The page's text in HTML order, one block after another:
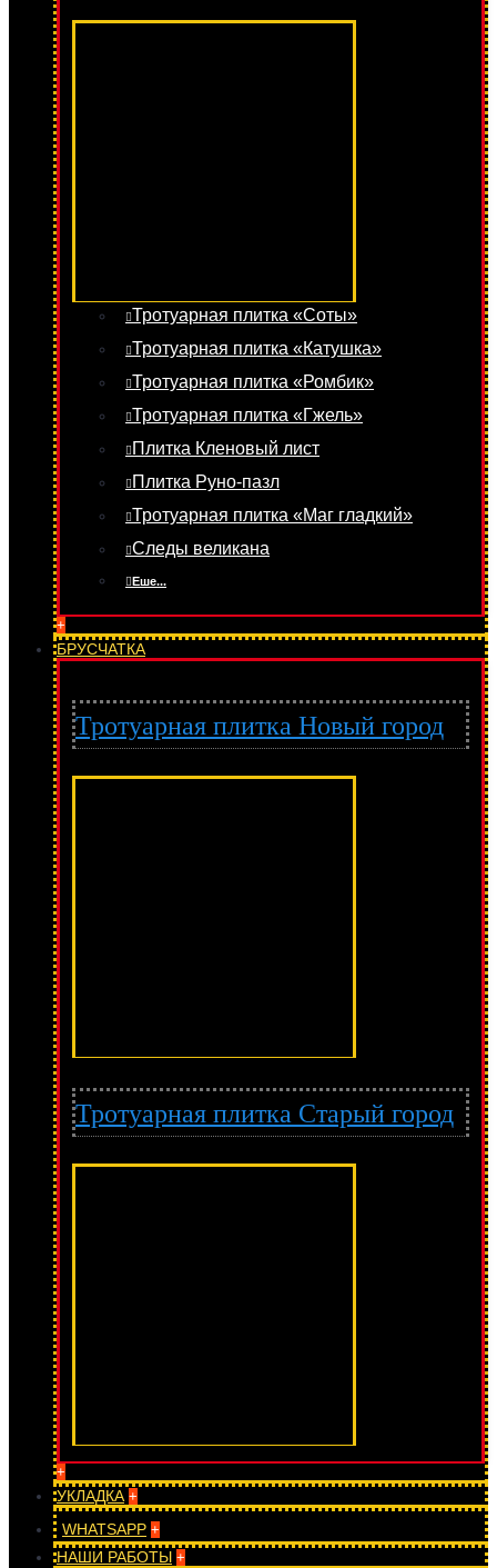
Тротуарная плитка «Соты»
Тротуарная плитка «Катушка»
Тротуарная плитка «Ромбик»
Тротуарная плитка «Гжель»
Плитка Кленовый лист
Плитка Руно-пазл
Тротуарная плитка «Маг гладкий»
Следы великана
Еше...
+
БРУСЧАТКА
Тротуарная плитка Новый город
Тротуарная плитка Старый город
+
УКЛАДКА +
WHATSAPP +
НАШИ РАБОТЫ +